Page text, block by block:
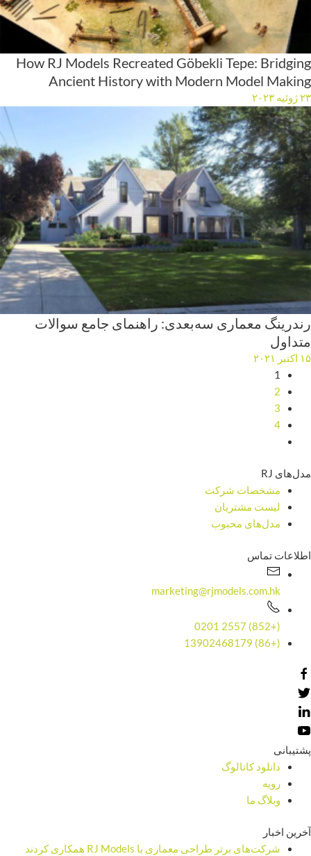
How RJ Models Recreated Göbekli Tepe: Bridging
Ancient History with Modern Model Making
۲۳ ژوئیه ۲۰۲۳
رندرینگ معماری سه‌بعدی: راهنمای جامع سوالات
متداول
۱۵ اکتبر ۲۰۲۱
1
2
3
4
مدل‌های RJ
مشخصات شرکت
لیست مشتریان
مدل‌های محبوب
اطلاعات تماس
marketing@rjmodels.com.hk
(+852) 2557 0201
(+86) 13902468179
پشتیبانی
دانلود کاتالوگ
رویه
وبلاگ ما
آخرین اخبار
شرکت‌های برتر طراحی معماری با RJ Models همکاری کردند